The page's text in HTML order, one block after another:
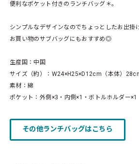
便利なポケット付きのランチバッグ＊。
シンプルなデザインなのでちょっとしたお出掛
お買い物のサブバッグにもおすすめ◎
生産国：中国
サイズ（約）：W24×H25×D12cm（本体）
素材：綿
ポケット：外側×3・内側×1・ボトルホルダー×1
その他ランチバッグはこちら